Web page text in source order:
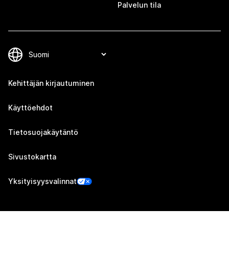
Palvelun tila
Kehittäjän kirjautuminen
Käyttöehdot
Tietosuojakäytäntö
Sivustokartta
Yksityisyysvalinnat